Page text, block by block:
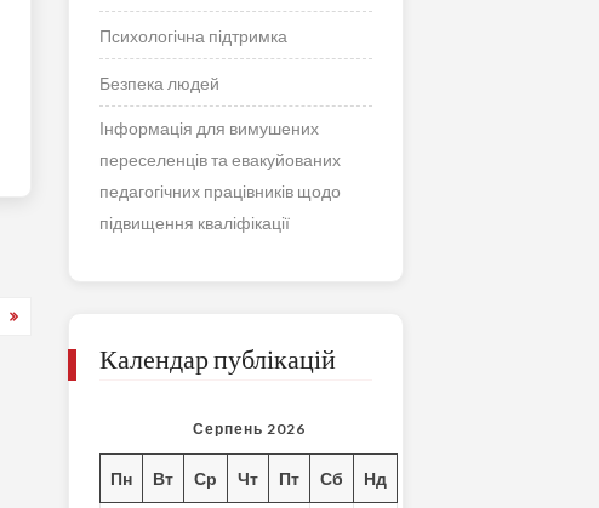
Психологічна підтримка
Безпека людей
Інформація для вимушених
переселенців та евакуйованих
педагогічних працівників щодо
підвищення кваліфікації
Календар публікацій
Серпень 2026
Пн Вт Ср Чт Пт Сб Нд